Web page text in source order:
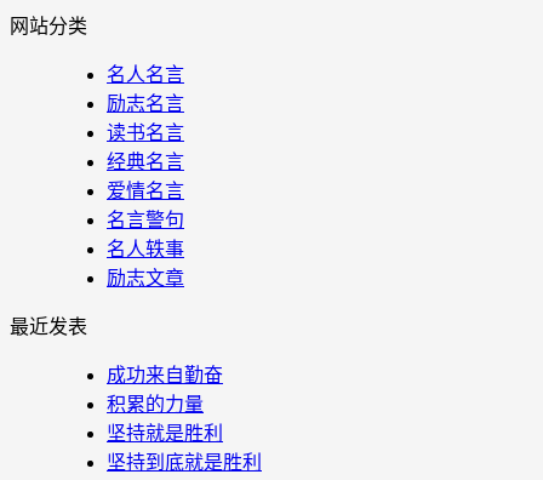
网站分类
名人名言
励志名言
读书名言
经典名言
爱情名言
名言警句
名人轶事
励志文章
最近发表
成功来自勤奋
积累的力量
坚持就是胜利
坚持到底就是胜利